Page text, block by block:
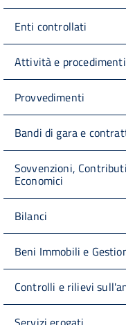
Enti controllati
Attività e procedimenti
Provvedimenti
Bandi di gara e
Sovvenzioni,
Economici
Bilanci
Beni Immobili e
Controlli e rilievi